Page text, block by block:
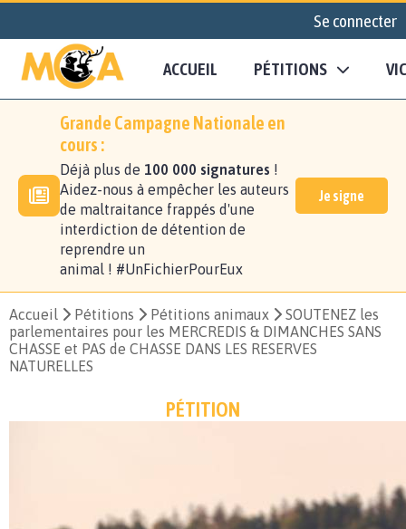
Se connecter
ACCUEIL PÉTITIONS
Grande Campagne Nationale en
cours :
Déjà plus de 100 000 signatures !
Aidez-nous à empêcher les auteurs
de maltraitance frappés d'une
interdiction de détention de
reprendre un
animal ! #UnFichierPourEux
Je signe
Accueil Pétitions Pétitions animaux
SOUTENEZ les
parlementaires pour les MERCREDIS & DIMANCHES SANS
CHASSE et PAS de CHASSE DANS LES RESERVES
NATURELLES
PÉTITION